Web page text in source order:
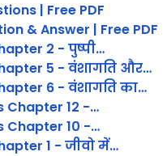
| Free PDF
& Answer | Free PDF
2 - पुष्पी…
5 - वंशागति और…
6 - वंशागति का…
Chapter 12 -…
Chapter 10 -…
1 - जीवो में…